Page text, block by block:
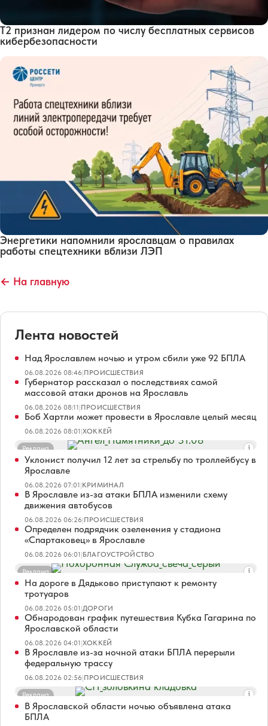
Т2 признан лидером по числу бесплатных сервисов
кибербезопасности
Энергетики напомнили ярославцам о правилах
работы спецтехники вблизи ЛЭП
← На главную
Лента новостей
Над Ярославлем ночью и утром сбили уже 92 БПЛА
06.08.2026 08:46|ПРОИСШЕСТВИЯ
Губернатор рассказал о последствиях самой
массовой атаки дронов на Ярославль
06.08.2026 08:11|ПРОИСШЕСТВИЯ
Боб Хартли может провести в Ярославле целый месяц
06.08.2026 08:01|ХОККЕЙ
Реклама
Уклонист получил 12 лет за стрельбу по троллейбусу в
Ярославле
06.08.2026 07:01|КРИМИНАЛ
В Ярославле из-за атаки БПЛА изменили схему
движения автобусов
06.08.2026 06:26|ПРОИСШЕСТВИЯ
Определен подрядчик озеленения у стадиона
«Спартаковец» в Ярославле
06.08.2026 06:01|БЛАГОУСТРОЙСТВО
Реклама
На дороге в Дядьково приступают к ремонту
тротуаров
06.08.2026 05:01|ДОРОГИ
Обнародован график путешествия Кубка Гагарина по
Ярославской области
06.08.2026 04:01|ХОККЕЙ
В Ярославле из-за ночной атаки БПЛА перерыли
федеральную трассу
06.08.2026 02:56|ПРОИСШЕСТВИЯ
Реклама
В Ярославской области ночью объявлена атака
БПЛА